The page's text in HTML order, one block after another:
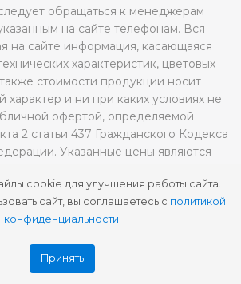
cookie для улучшения работы сайта.
сайт, вы соглашаетесь с политикой
конфиденциальности.
Принять
обращаться к менеджерам
на сайте телефонам. Вся
на сайте информация, касающаяся
характеристик, цветовых
стоимости продукции носит
и ни при каких условиях не
офертой, определяемой
2 статьи 437 Гражданского Кодекса
Указанные цены являются
действительных цен.